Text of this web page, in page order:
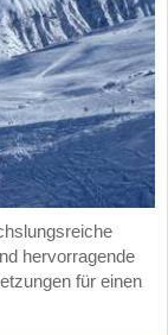
hervorragende
für einen